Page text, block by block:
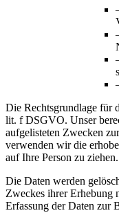
Die Rechtsgrundlage für
lit. f DSGVO. Unser
aufgelisteten Zwecken
verwenden wir die
auf Ihre Person zu ziehen.
Die Daten werden
Zweckes ihrer Erhebung
Erfassung der Daten zur